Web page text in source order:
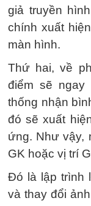
giả truyền
chính xuất
màn hình.
Thứ hai, về
điểm sẽ
thống nhận
đó sẽ xuất
ứng. Như vậy,
GK hoặc vị trí
Đó là lập trình
và thay đổi